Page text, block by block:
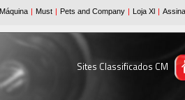
Sites Classificados CM